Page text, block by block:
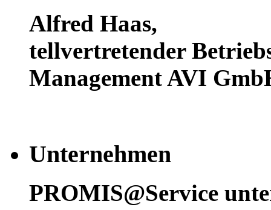
Alfred Haas,
tellvertretender
Management AVI
Unternehmen
PROMIS@Service